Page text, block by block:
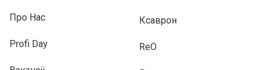
Про Нас
Profi Day
Ксаврон
ReO